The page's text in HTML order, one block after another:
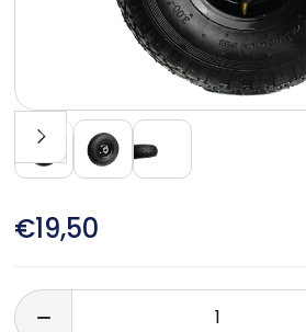
€19,50